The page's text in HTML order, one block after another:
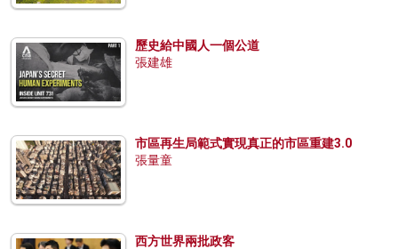
歷史給中國人一個公道
張建雄
市區再生局範式實現真正的市區重建3.0
張量童
西方世界兩批政客